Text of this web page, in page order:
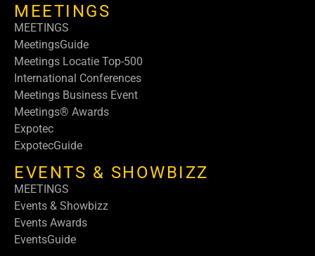
MEETINGS
MEETINGS
MeetingsGuide
Meetings Locatie Top-500
International Conferences
Meetings Business Event
Meetings® Awards
Expotec
ExpotecGuide
EVENTS & SHOWBIZZ
MEETINGS
Events & Showbizz
Events Awards
EventsGuide